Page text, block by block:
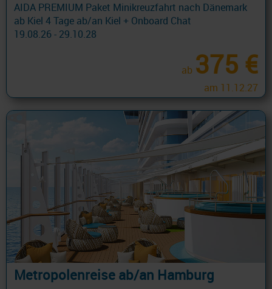
AIDA PREMIUM Paket Minikreuzfahrt nach Dänemark
ab Kiel 4 Tage ab/an Kiel + Onboard Chat
19.08.26 - 29.10.28
ab 375 €
am 11.12.27
Metropolenreise ab/an Hamburg